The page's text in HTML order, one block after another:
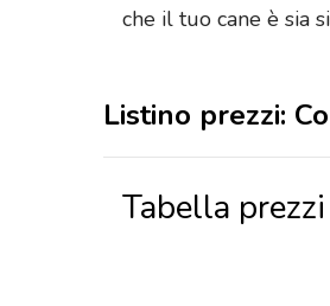
che il tuo cane è sia
Listino prezzi:
Tabella